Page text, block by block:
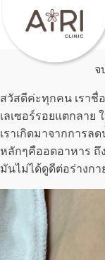
จ
สวัสดีค่ะทุกคน เราชื่
เลเซอร์รอยแตกลา
เราเกิดมาจากการ
หลักๆคืออดอาหาร
มันไม่ได้ดูดีต่อร่างกา